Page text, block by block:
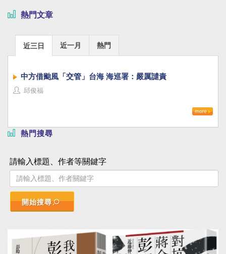
熱門文章
近三日 近一月 熱門
中方借颱風「交管」台海 海巡署：嚴厲譴責
邱俊福
熱門搜尋
請輸入標題、作者等關鍵字
開始搜尋